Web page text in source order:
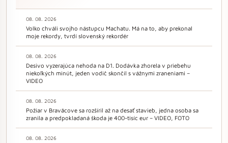
08. 08. 2026
Volko chváli svojho nástupcu Machatu. Má na to, aby prekonal
moje rekordy, tvrdí slovenský rekordér
08. 08. 2026
Desivo vyzerajúca nehoda na D1. Dodávka zhorela v priebehu
niekoľkých minút, jeden vodič skončil s vážnymi zraneniami –
VIDEO
08. 08. 2026
Požiar v Braväcove sa rozšíril až na desať stavieb, jedna osoba sa
zranila a predpokladaná škoda je 400-tisíc eur – VIDEO, FOTO
08. 08. 2026